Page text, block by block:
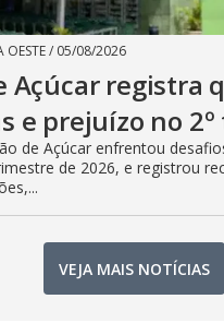
OESTE/ 05/08/2026
Açúcar registra
e prejuízo no
de Açúcar enfrentou
de 2026, e registrou
VEJA MAIS NOTÍCIAS